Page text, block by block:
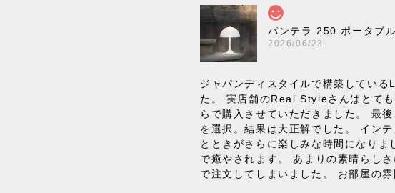
パンテラ 250 ポータブ
2026/06/23
ジャパンディスタイルで構築してい
た。 実店舗のReal Styleさんはとて
らで購入させていただきました。 最
を選択。結果は大正解でした。 イン
とときがさらに楽しみな時間になり
で癒やされます。 あまりの素晴らし
で注文してしまいました。 お部屋の